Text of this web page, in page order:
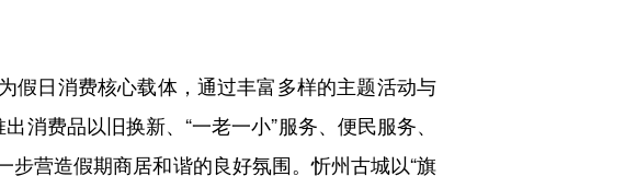
日消费核心载体，通过丰富多样的主题活动与
消费品以旧换新、“一老一小”服务、便民服务、
营造假期商居和谐的良好氛围。忻州古城以“旗